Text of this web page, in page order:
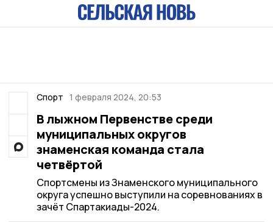
Спорт 1 февраля 2024, 20:53
В лыжном Первенстве среди
муниципальных округов
знаменская команда стала
четвёртой
Спортсмены из Знаменского муниципального
округа успешно выступили на соревнованиях в
зачёт Спартакиады-2024.